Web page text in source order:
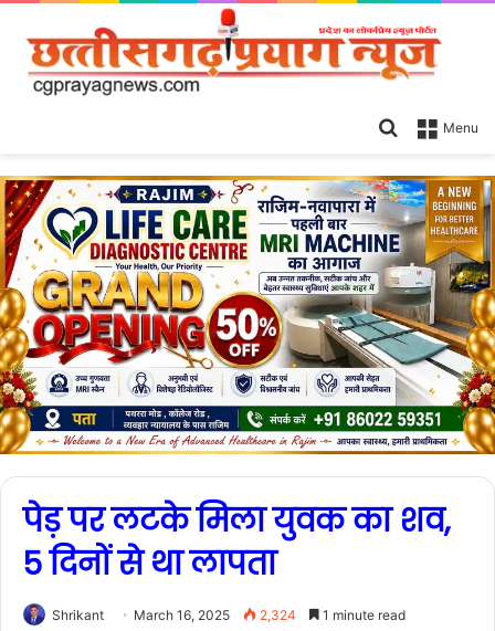
Menu
Search
पेड़ पर लटके मिला युवक का शव,
5 दिनों से था लापता
Shrikant March 16, 2025 2,324 1 minute read